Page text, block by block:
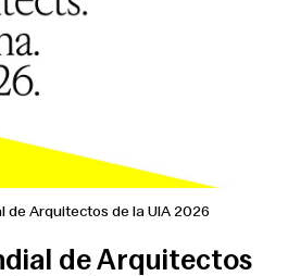
de Arquitectos de la UIA 2026
de Arquitectos